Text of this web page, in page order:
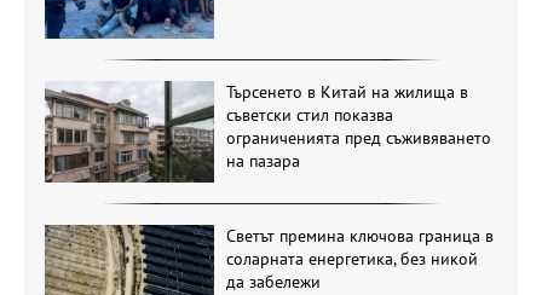
Търсенето в Китай на жилища в
съветски стил показва
ограниченията пред съживяването
на пазара
Светът премина ключова граница в
соларната енергетика, без никой
да забележи